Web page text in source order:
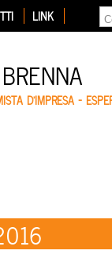
LINK
D'IMPRESA –